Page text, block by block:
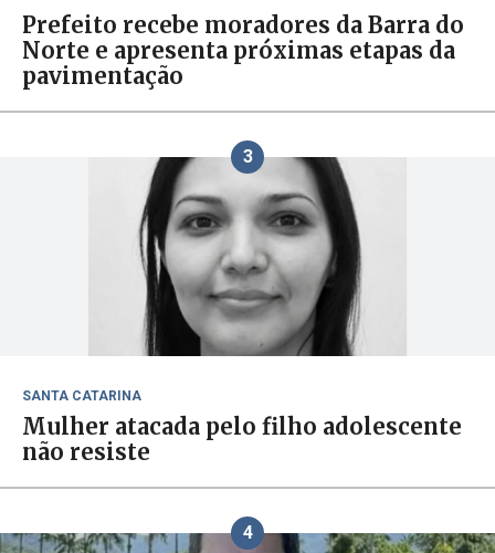
Prefeito recebe moradores da Barra do
Norte e apresenta próximas etapas da
pavimentação
3
SANTA CATARINA
Mulher atacada pelo filho adolescente
não resiste
4